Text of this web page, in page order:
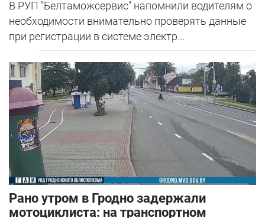
В РУП "Белтаможсервис" напомнили водителям о
необходимости внимательно проверять данные
при регистрации в системе электр...
Рано утром в Гродно задержали
мотоциклиста: на транспортном